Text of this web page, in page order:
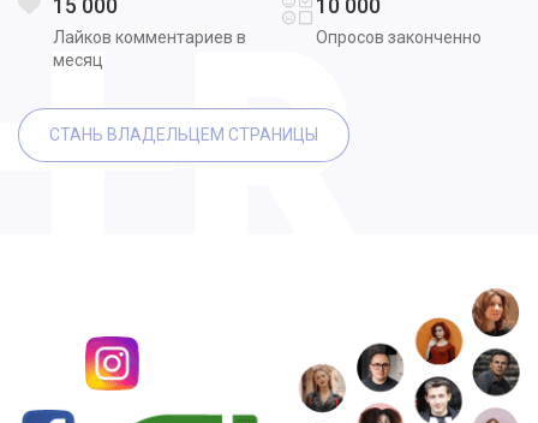
15 000
Лайков комментариев в
месяц
10 000
Опросов законченно
СТАНЬ ВЛАДЕЛЬЦЕМ СТРАНИЦЫ